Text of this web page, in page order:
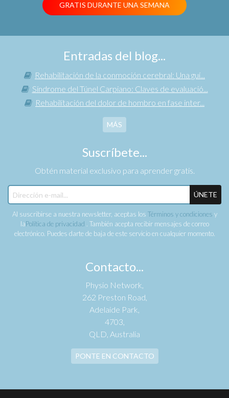
GRATIS DURANTE UNA SEMANA
Entradas del blog...
Rehabilitación de la conmoción cerebral: Una guí...
Síndrome del Túnel Carpiano: Claves de evaluació...
Rehabilitación del dolor de hombro en fase inter...
MÁS
Suscríbete...
Obtén material exclusivo para aprender gratis.
ÚNETE
Al suscribirse a nuestra newsletter, aceptas los Términos y condiciones y
laPolítica de privacidad
. También acepta recibir mensajes de correo
electrónico. Puedes darte de baja de este servicio en cualquier momento.
Contacto...
Physio Network,
262 Preston Road,
Adelaide Park,
4703,
QLD, Australia
PONTE EN CONTACTO